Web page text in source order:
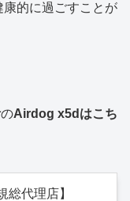
的に過ごすことが
のAirdog x5dはこち
総代理店】